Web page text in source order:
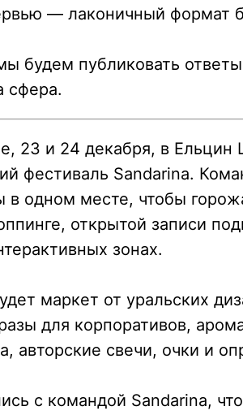
— лаконичный формат
будем публиковать
сфера.
23 и 24 декабря, в Ельцин
фестиваль Sandarina.
в одном месте, чтобы
открытой записи
зонах.
маркет от уральских
для корпоративов,
авторские свечи, очки и
с командой Sandarina,